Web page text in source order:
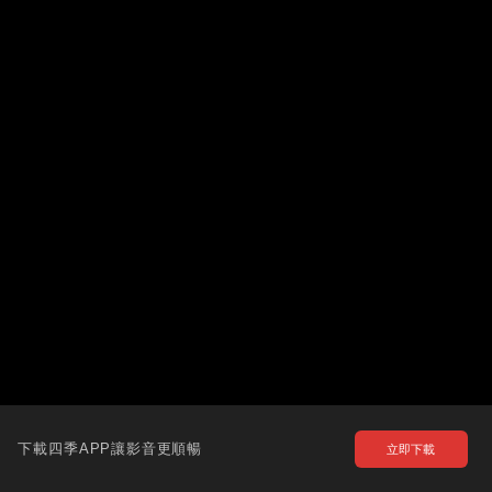
下載四季APP讓影音更順暢 立即下載